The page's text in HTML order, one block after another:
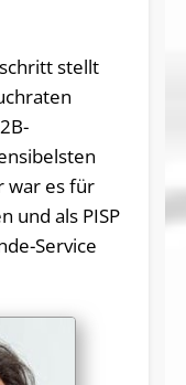
stellt
war es für
und als PISP
Service